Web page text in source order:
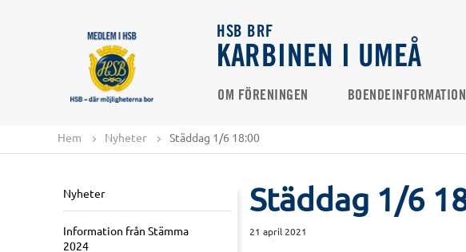
HSB BRF
KARBINEN I UMEÅ
OM FÖRENINGEN BOENDEINFORMATION
Hem Nyheter Städdag 1/6 18:00
Nyheter
Information från Stämma
2024
Städdag 1/6
21 april 2021